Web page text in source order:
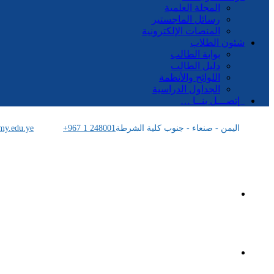
المجلة العلمية
رسائل الماجستير
المنصات الإلكترونية
شئون الطلاب
بوابة الطالب
دليل الطالب
اللوائح والأنظمة
الجداول الدراسية
إتصـــل بنــا …
اليمن - صنعاء - جنوب كلية الشرطة+967 1 248001